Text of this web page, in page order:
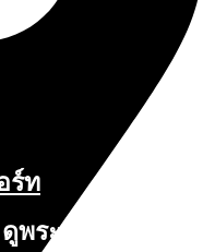
พระจันทร์
ร์ท